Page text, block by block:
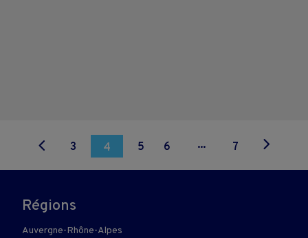
3 4 5 6 ... 7
Régions
Auvergne-Rhône-Alpes